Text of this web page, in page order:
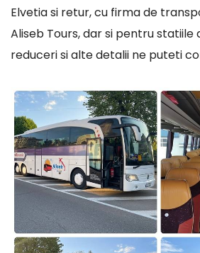
Elvetia si retur, cu firma de
Aliseb Tours, dar si pentru statiile
reduceri si alte detalii ne puteti